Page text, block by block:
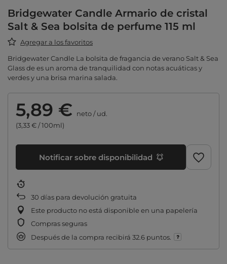
Bridgewater Candle Armario de cristal
Salt & Sea bolsita de perfume 115 ml
Agregar a los favoritos
Bridgewater Candle La bolsita de fragancia de verano Salt & Sea
Glass de es un aroma de tranquilidad con notas acuáticas y
verdes y una brisa marina salada.
5,89 € neto/ud.
(3,33 € / 100ml)
Notificar sobre disponibilidad
30 días para devolución gratuita
Este producto no está disponible en una papelería
Compras seguras
Después de la compra recibirá 32.6 puntos.